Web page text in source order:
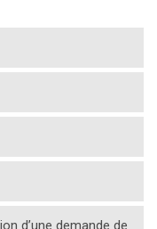
d’une demande de